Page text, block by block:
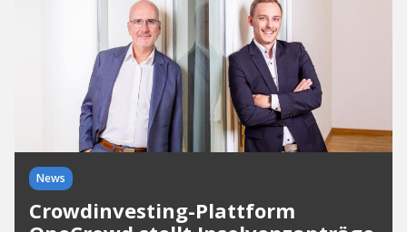
News
Crowdinvesting-Plattform